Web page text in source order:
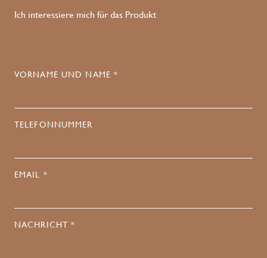
Ich interessiere mich für das Produkt
VORNAME UND NAME *
TELEFONNUMMER
EMAIL *
NACHRICHT *